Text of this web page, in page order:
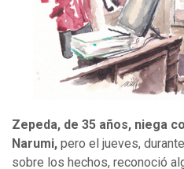
Zepeda, de 35 años, niega
Narumi, pero el jueves,
sobre los hechos, reconoció